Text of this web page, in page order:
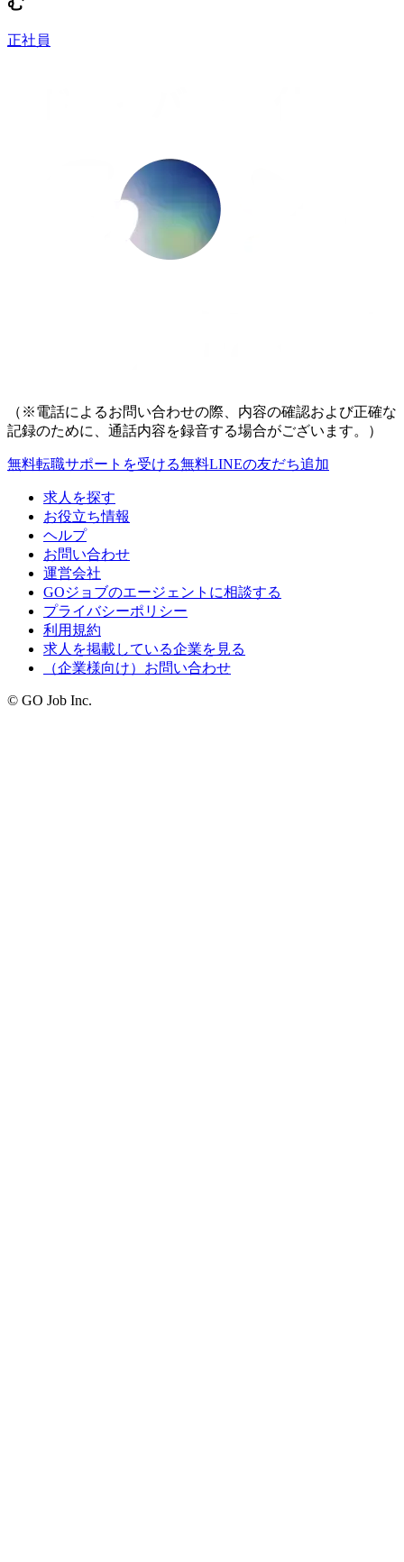
正社員
（※電話によるお問い合わせの際、内容の確認および正確な
記録のために、通話内容を録音する場合がございます。）
無料転職サポートを受ける無料LINEの友だち追加
求人を探す
お役立ち情報
ヘルプ
お問い合わせ
運営会社
GOジョブのエージェントに相談する
プライバシーポリシー
利用規約
求人を掲載している企業を見る
（企業様向け）お問い合わせ
© GO Job Inc.